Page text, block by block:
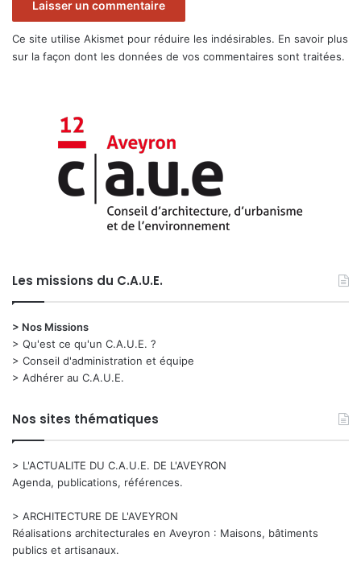
Ce site utilise Akismet pour réduire les indésirables. En savoir plus
sur la façon dont les données de vos commentaires sont traitées.
Les missions du C.A.U.E.
> Nos Missions
> Qu'est ce qu'un C.A.U.E. ?
> Conseil d'administration et équipe
> Adhérer au C.A.U.E.
Nos sites thématiques
> L'ACTUALITE DU C.A.U.E. DE L'AVEYRON
Agenda, publications, références.
> ARCHITECTURE DE L'AVEYRON
Réalisations architecturales en Aveyron : Maisons, bâtiments
publics et artisanaux.